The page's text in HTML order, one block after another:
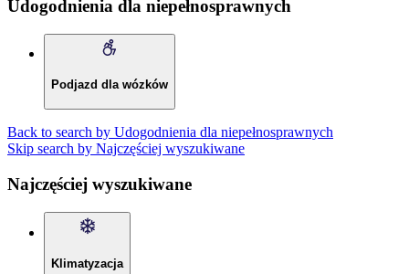
Udogodnienia dla niepełnosprawnych
Podjazd dla wózków
Back to search by Udogodnienia dla niepełnosprawnych
Skip search by Najczęściej wyszukiwane
Najczęściej wyszukiwane
Klimatyzacja